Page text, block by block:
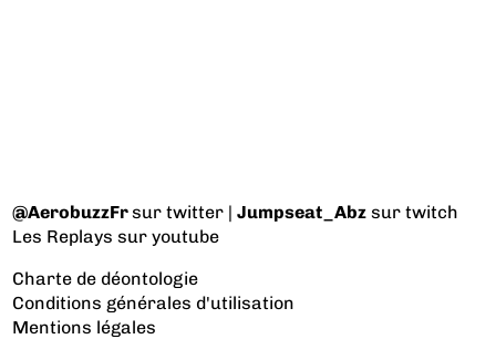
@AerobuzzFrsur twitter |Jumpseat_Abz sur twitch
Les Replays sur youtube
Charte de déontologie
Conditions générales d'utilisation
Mentions légales